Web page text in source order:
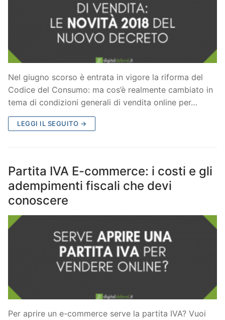
Nel giugno scorso è entrata in vigore la riforma del
Codice del Consumo: ma cos’è realmente cambiato in
tema di condizioni generali di vendita online per…
LEGGI IL SEGUITO →
Partita IVA E-commerce: i costi e gli
adempimenti fiscali che devi
conoscere
Per aprire un e-commerce serve la partita IVA? Vuoi